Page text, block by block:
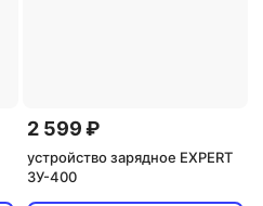
2 599 ₽
устройство зарядное EXPERT
ЗУ-400